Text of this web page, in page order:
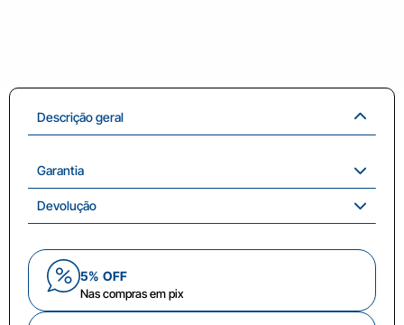
Descrição geral
Garantia
Devolução
5% OFF
Nas compras em pix